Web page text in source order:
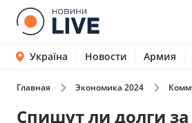
Україна Новости Армия
Главная Экономика 2024
Спишут ли долги за